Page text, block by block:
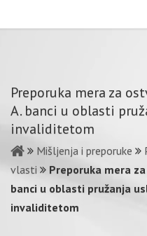
Preporuka mera za
A. banci u oblasti
invaliditetom
Mišljenja i preporuke
vlasti
Preporuka mera
banci u oblasti pružanja
invaliditetom